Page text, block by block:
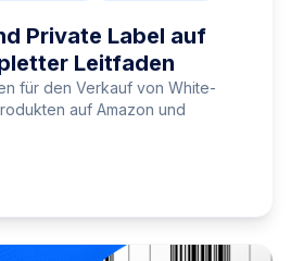
Private Label auf
Leitfaden
für den Verkauf von White-
auf Amazon und